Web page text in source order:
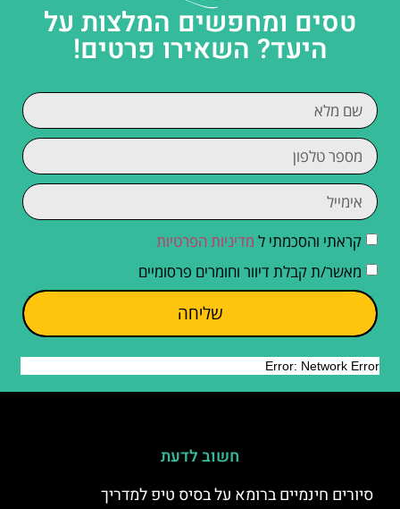
טסים ומחפשים המלצות על
היעד? השאירו פרטים!
קראתי והסכמתי ל מדיניות הפרטיות
מאשר/ת קבלת דיוור וחומרים פרסומיים
שליחה
חשוב לדעת
סיורים חינמיים ברומא על בסיס טיפ למדריך